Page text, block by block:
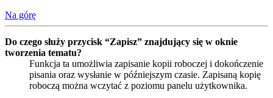
Na górę
Do czego służy przycisk “Zapisz” znajdujący się w oknie
tworzenia tematu?
Funkcja ta umożliwia zapisanie kopii roboczej i dokończenie
pisania oraz wysłanie w późniejszym czasie. Zapisaną kopię
roboczą można wczytać z poziomu panelu użytkownika.